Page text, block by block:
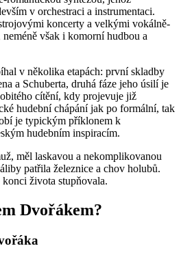
v orchestraci a instrumentaci.
koncerty a velkými vokálně-
však i komorní hudbou a
v několika etapách: první skladby
a Schuberta, druhá fáze jeho úsilí je
cítění, kdy projevuje již
hudební chápání jak po formální, tak
je typickým příklonem k
hudebním inspiracím.
měl laskavou a nekomplikovanou
patřila železnice a chov holubů.
života stupňovala.
Dvořákem?